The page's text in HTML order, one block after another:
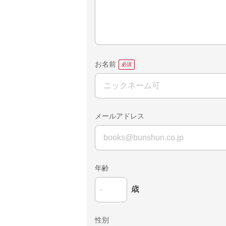
お名前
メールアドレス
年齢
歳
性別